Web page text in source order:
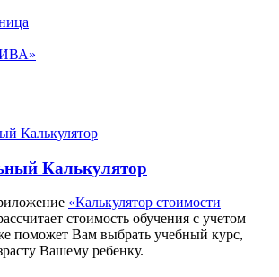
Калькулятор
«Калькулятор стоимости
стоимость обучения с учетом
поможет Вам выбрать учебный курс,
Вашему ребенку.